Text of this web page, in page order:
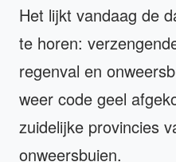
Het lijkt vandaag de
te horen:
regenval en
weer code geel
zuidelijke provincies
onweersbuien.